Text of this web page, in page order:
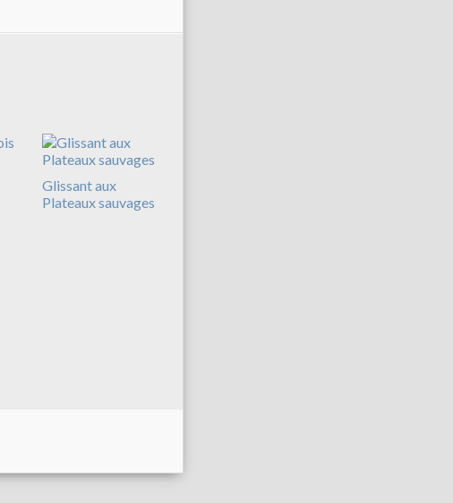
Glissant aux
Plateaux sauvages